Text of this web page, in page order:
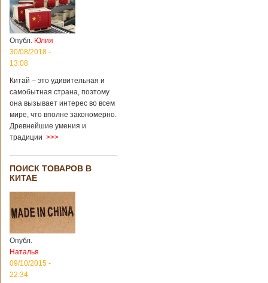
Опубл. Юлия
30/08/2018 -
13:08
Китай – это удивительная и
самобытная страна, поэтому
она вызывает интерес во всем
мире, что вполне закономерно.
Древнейшие умения и
традиции >>>
ПОИСК ТОВАРОВ В
КИТАЕ
Опубл.
Наталья
09/10/2015 -
22:34